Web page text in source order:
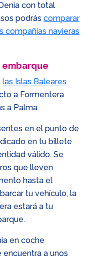
con total
podrás comparar
compañías navieras
embarque
las Islas Baleares
a Formentera
a Palma.
en el punto de
en tu billete
válido. Se
que lleven
hasta el
tu vehículo, la
estará a tu
en coche
a unos